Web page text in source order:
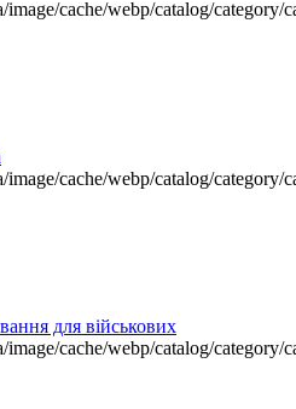
cache/webp/catalog/category/
cache/webp/catalog/category/
для військових
cache/webp/catalog/category/